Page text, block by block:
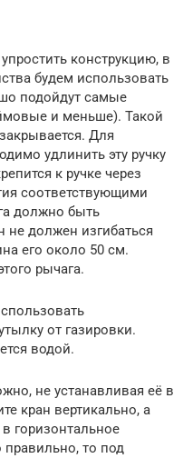
конструкцию, в
будем использовать
подойдут самые
и меньше). Такой
Для
удлинить эту ручку
к ручке через
соответствующими
должно быть
должен изгибаться
его около 50 см.
рычага.
от газировки.
водой.
не устанавливая её в
кран вертикально, а
горизонтальное
то под